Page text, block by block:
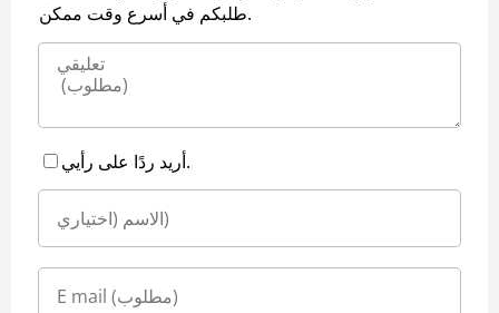
طلبكم في أسرع وقت ممكن.
أريد ردًا على رأيي.